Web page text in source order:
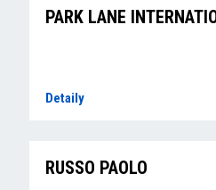
PARK LANE
Detaily
RUSSO PAOLO